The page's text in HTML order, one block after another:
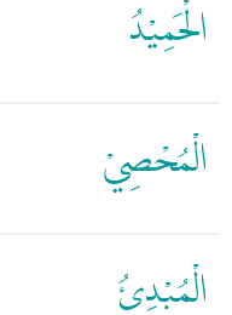
الْحَمِيْدُ
الْمُحْصِيْ
الْمُبْدِئُ